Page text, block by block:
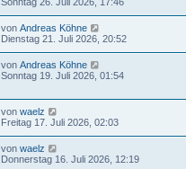
von Andreas Köhne
Dienstag 21. Juli 2026, 20:52
von Andreas Köhne
Sonntag 19. Juli 2026, 01:54
von waelz
Freitag 17. Juli 2026, 02:03
von waelz
Donnerstag 16. Juli 2026, 12:19